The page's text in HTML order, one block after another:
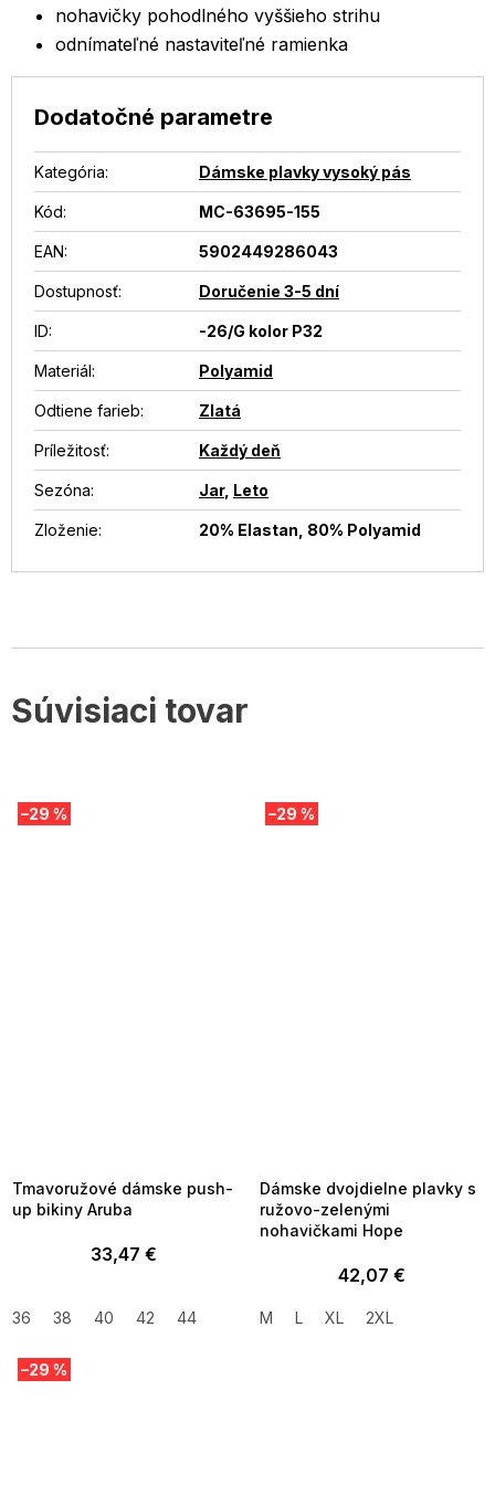
Súvisiaci tovar
–29 %
Tmavoružové dámske push-
up bikiny Aruba
33,47 €
36 38 40 42 44
–29 %
Dámske dvojdielne plavky s
ružovo-zelenými
nohavičkami Hope
42,07 €
M L XL 2XL
–29 %
nohavičky pohodlného vyššieho strihu
odnímateľné nastaviteľné ramienka
Dodatočné parametre
Kategória: Dámske plavky vysoký pás
Kód: MC-63695-155
EAN: 5902449286043
Dostupnosť: Doručenie 3-5 dní
ID: -26/G kolor P32
Materiál: Polyamid
Odtiene farieb: Zlatá
Príležitosť: Každý deň
Sezóna: Jar, Leto
Zloženie: 20% Elastan, 80% Polyamid